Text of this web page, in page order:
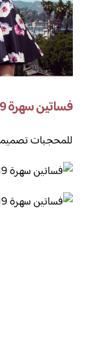
فساتين سهرة 2019 للمحجبات
للمحجبات